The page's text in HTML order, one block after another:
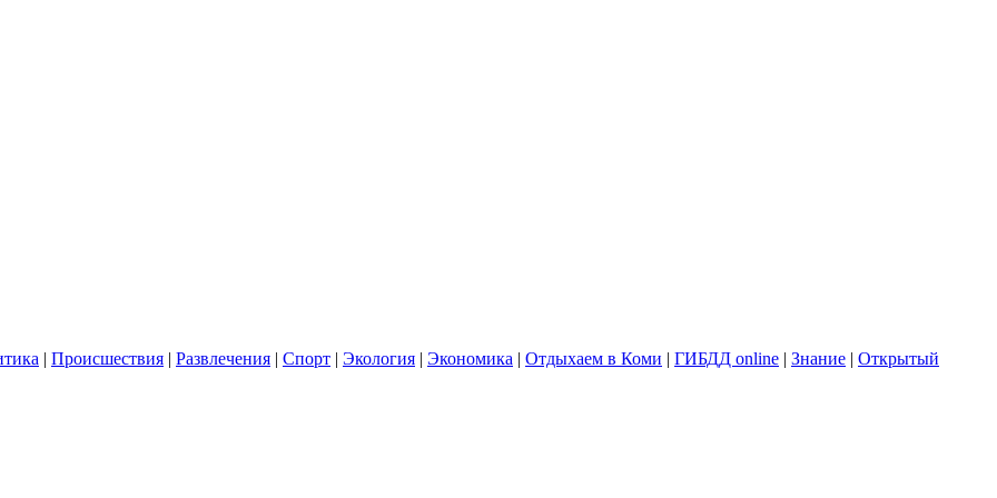
| Происшествия | Развлечения | Спорт | Экология | Экономика | Отдыхаем в Коми | ГИБДД online | Знание | Открытый